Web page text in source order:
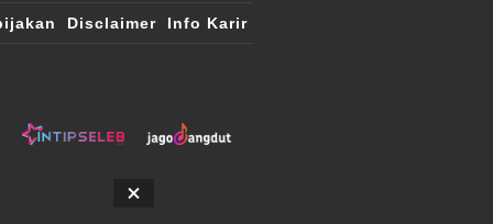
Disclaimer Info Karir